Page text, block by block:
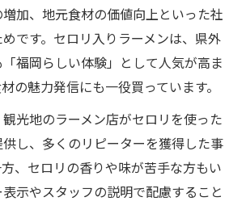
加、地元食材の価値向上といった社
です。セロリ入りラーメンは、県外
福岡らしい体験」として人気が高ま
の魅力発信にも一役買っています。
光地のラーメン店がセロリを使った
し、多くのリピーターを獲得した事
、セロリの香りや味が苦手な方もい
示やスタッフの説明で配慮すること